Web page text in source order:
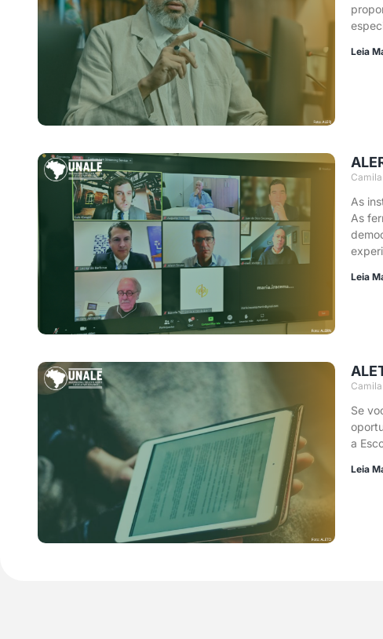
Leia
Camila
As
As
Leia
Camila
Se
a
Leia